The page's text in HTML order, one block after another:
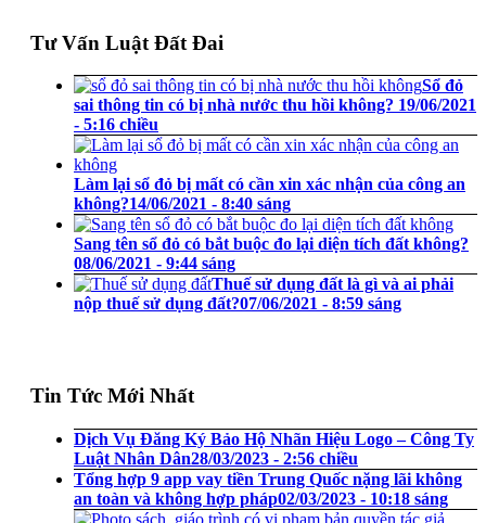
Tư Vấn Luật Đất Đai
Sổ đỏ
sai thông tin có bị nhà nước thu hồi không? 19/06/2021
- 5:16 chiều
Làm lại sổ đỏ bị mất có cần xin xác nhận của công an
không?14/06/2021 - 8:40 sáng
Sang tên sổ đỏ có bắt buộc đo lại diện tích đất không?
08/06/2021 - 9:44 sáng
Thuế sử dụng đất là gì và ai phải
nộp thuế sử dụng đất?07/06/2021 - 8:59 sáng
Tin Tức Mới Nhất
Dịch Vụ Đăng Ký Bảo Hộ Nhãn Hiệu Logo – Công Ty
Luật Nhân Dân28/03/2023 - 2:56 chiều
Tổng hợp 9 app vay tiền Trung Quốc nặng lãi không
an toàn và không hợp pháp02/03/2023 - 10:18 sáng